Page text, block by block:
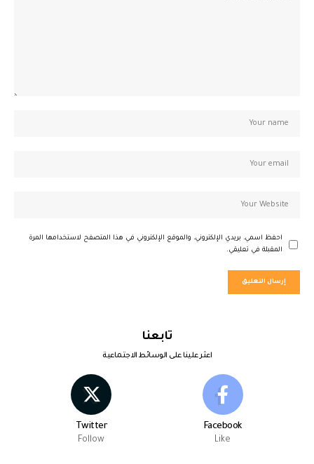
احفظ اسمي، بريدي الإلكتروني، والموقع الإلكتروني في هذا المتصفح لاستخدامها المرة
المقبلة في تعليقي.
تابعنا
اعثر علينا على الوسائط الاجتماعية
Facebook
Like
Twitter
Follow